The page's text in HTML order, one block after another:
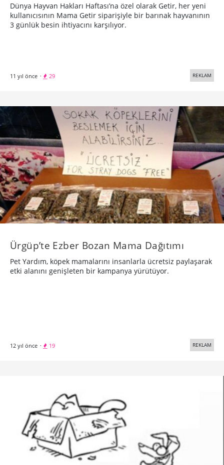
Dünya Hayvan Hakları Haftası’na özel olarak Getir, her yeni
kullanıcısının Mama Getir siparişiyle bir barınak hayvanının
3 günlük besin ihtiyacını karşılıyor.
11 yıl önce · 29 REKLAM
Ürgüp’te Ezber Bozan Mama Dağıtımı
Pet Yardım, köpek mamalarını insanlarla ücretsiz paylaşarak
etki alanını genişleten bir kampanya yürütüyor.
12 yıl önce · 19 REKLAM